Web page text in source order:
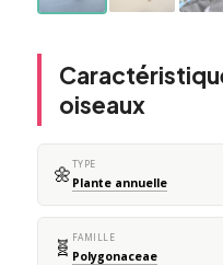
oiseaux
🌼TYPE
Plante annuelle
🧬 FAMILLE
Polygonaceae